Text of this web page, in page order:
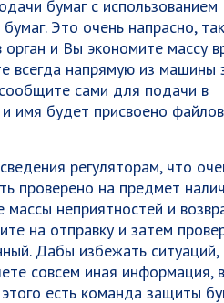
бумаг с использованием
Это очень напрасно,
и Вы экономите массу
всегда напрямую из машины
сами для подачи в
имя будет присвоено
регуляторам, что
проверено на предмет
неприятностей и
на отправку и затем
Дабы избежать ситуаций,
совсем иная информация,
есть команда защиты